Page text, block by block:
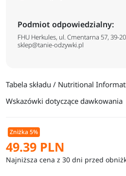
Podmiot odpowiedzialny:
FHU Herkules, ul. Cmentarna 57, 39-
sklep@tanie-odzywki.pl
Tabela składu / Nutritional
Wskazówki dotyczące dawkowania
Zniżka 5%
49.39 PLN
Najniższa cena z 30 dni przed